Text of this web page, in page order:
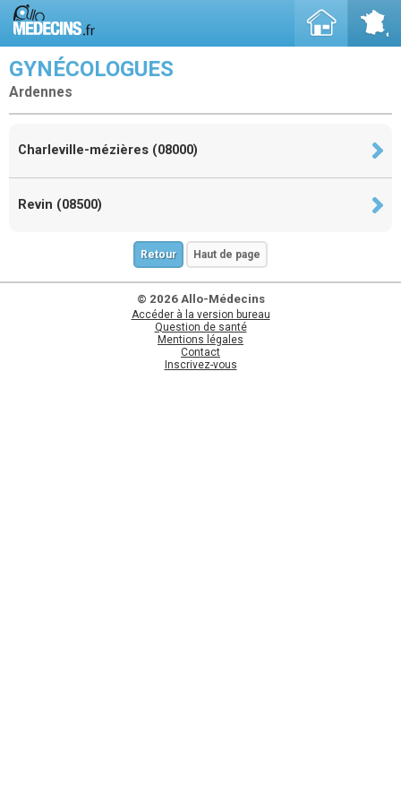
GYNÉCOLOGUES
Ardennes
Charleville-mézières (08000)
Revin (08500)
Retour Haut de page
© 2026 Allo-Médecins
Accéder à la version bureau
Question de santé
Mentions légales
Contact
Inscrivez-vous